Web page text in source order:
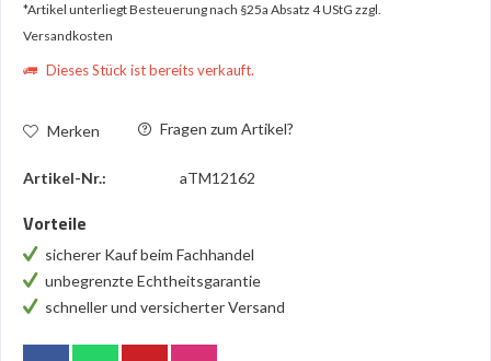
*Artikel unterliegt Besteuerung nach §25a Absatz 4 UStG zzgl.
Versandkosten
Dieses Stück ist bereits verkauft.
Merken Fragen zum Artikel?
Artikel-Nr.: aTM12162
Vorteile
sicherer Kauf beim Fachhandel
unbegrenzte Echtheitsgarantie
schneller und versicherter Versand